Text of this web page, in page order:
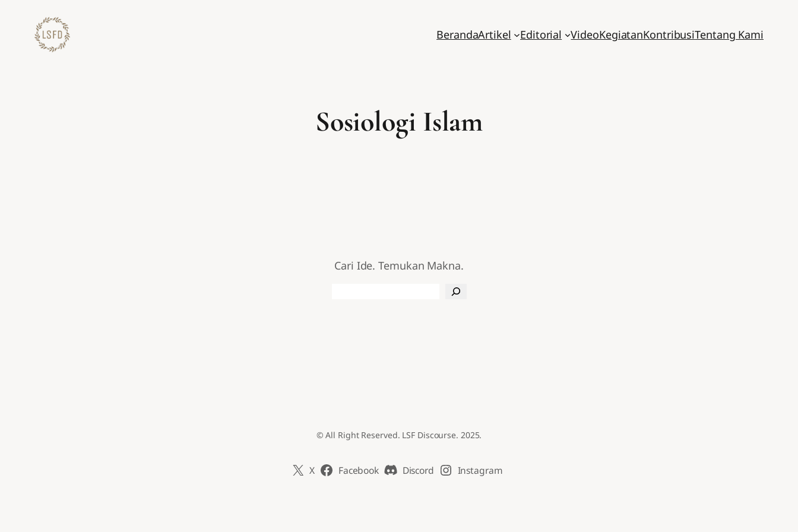
konten
BerandaArtikel Editorial VideoKegiatanKontribusiTentang Kami
Sosiologi Islam
Cari Ide. Temukan Makna.
© All Right Reserved. LSF Discourse. 2025.
X Facebook Discord Instagram